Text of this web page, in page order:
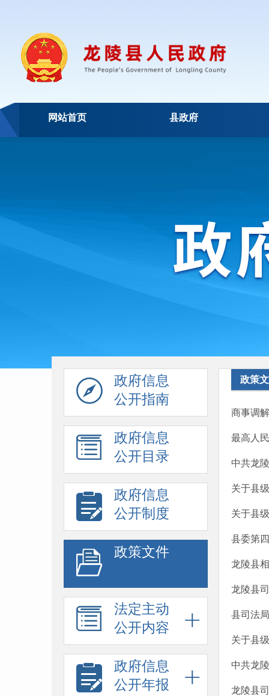
网站首页 县政府
政府信息
公开指南
政府信息
公开目录
政府信息
公开制度
政策文件
法定主动
公开内容
政府信息
公开年报
政策
商事调
最高人
中共龙
关于县
关于县
县委第
龙陵县
龙陵县
县司法
关于县
中共龙
龙陵县